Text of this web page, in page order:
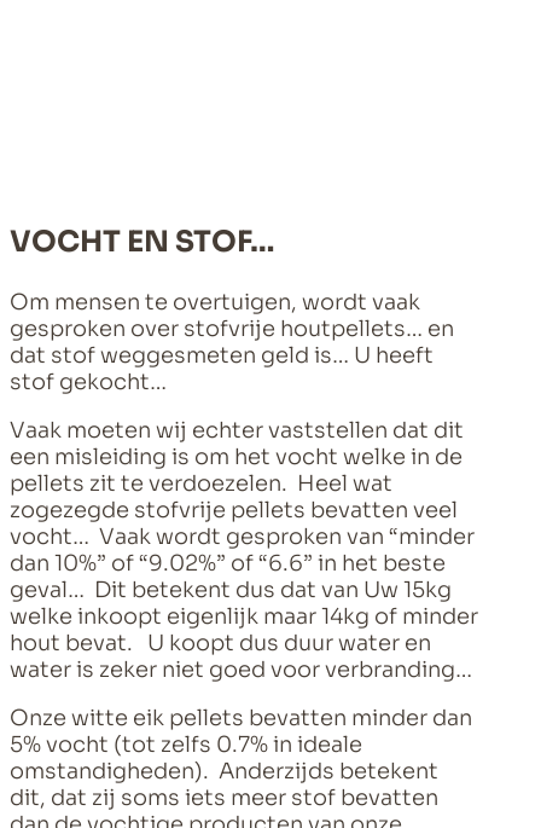
VOCHT EN STOF…
Om mensen te overtuigen, wordt vaak
gesproken over stofvrije houtpellets… en
dat stof weggesmeten geld is… U heeft
stof gekocht…
Vaak moeten wij echter vaststellen dat dit
een misleiding is om het vocht welke in de
pellets zit te verdoezelen. Heel wat
zogezegde stofvrije pellets bevatten veel
vocht… Vaak wordt gesproken van “minder
dan 10%” of “9.02%” of “6.6” in het beste
geval… Dit betekent dus dat van Uw 15kg
welke inkoopt eigenlijk maar 14kg of minder
hout bevat. U koopt dus duur water en
water is zeker niet goed voor verbranding…
Onze witte eik pellets bevatten minder dan
5% vocht (tot zelfs 0.7% in ideale
omstandigheden). Anderzijds betekent
dit, dat zij soms iets meer stof bevatten